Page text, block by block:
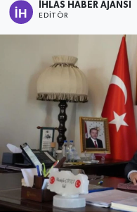
İHLAS HABER AJANSI
EDITÖR
AKTÜEL
OTOPARK
TEKNOLOJİ
Son Dakika